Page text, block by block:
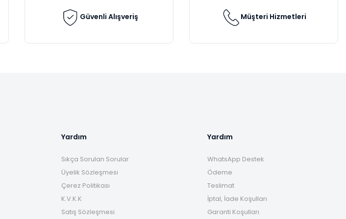
Güvenli Alışveriş Müşteri Hizmetleri
Yardım
Sıkça Sorulan Sorular
Üyelik Sözleşmesi
Çerez Politikası
K.V.K.K
Satış Sözleşmesi
Yardım
WhatsApp Destek
Ödeme
Teslimat
İptal, İade Koşulları
Garanti Koşulları